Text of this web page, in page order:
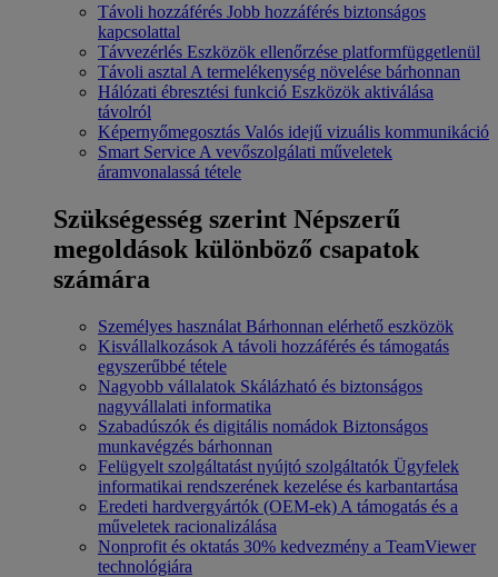
Távoli hozzáférés Jobb hozzáférés biztonságos
kapcsolattal
Távvezérlés Eszközök ellenőrzése platformfüggetlenül
Távoli asztal A termelékenység növelése bárhonnan
Hálózati ébresztési funkció Eszközök aktiválása
távolról
Képernyőmegosztás Valós idejű vizuális kommunikáció
Smart Service A vevőszolgálati műveletek
áramvonalassá tétele
Szükségesség szerint Népszerű
megoldások különböző csapatok
számára
Személyes használat Bárhonnan elérhető eszközök
Kisvállalkozások A távoli hozzáférés és támogatás
egyszerűbbé tétele
Nagyobb vállalatok Skálázható és biztonságos
nagyvállalati informatika
Szabadúszók és digitális nomádok Biztonságos
munkavégzés bárhonnan
Felügyelt szolgáltatást nyújtó szolgáltatók Ügyfelek
informatikai rendszerének kezelése és karbantartása
Eredeti hardvergyártók (OEM-ek) A támogatás és a
műveletek racionalizálása
Nonprofit és oktatás 30% kedvezmény a TeamViewer
technológiára